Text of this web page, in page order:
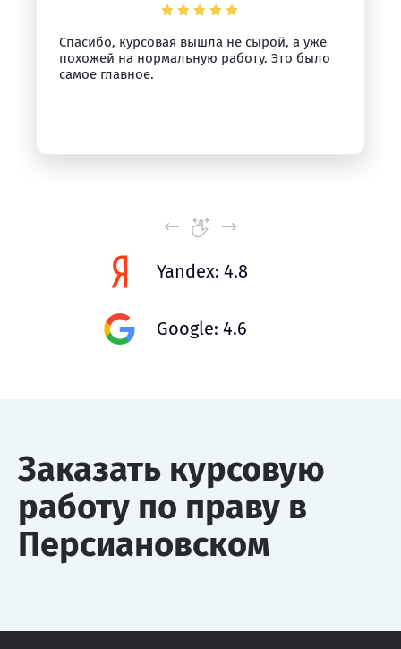
Спасибо, курсовая вышла не сырой, а уже
похожей на нормальную работу. Это было
самое главное.
Yandex: 4.8
Google: 4.6
Заказать курсовую
работу по праву в
Персиановском